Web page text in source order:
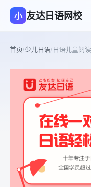
小 友达日语网校
首页/少儿日语/日语儿童阅